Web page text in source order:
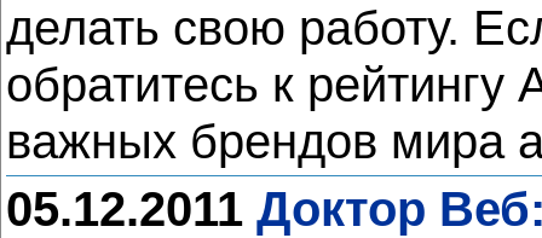
делать свою работу.
обратитесь к
важных брендов мира
05.12.2011 Доктор